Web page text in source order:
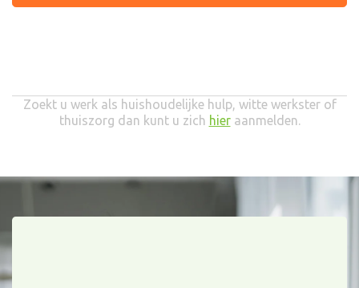
Zoekt u werk als huishoudelijke hulp, witte werkster of
thuiszorg dan kunt u zich hieraanmelden.